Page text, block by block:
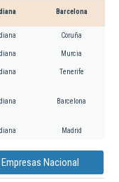
Barcelona
Coruña
Murcia
Tenerife
Barcelona
Madrid
Nacional